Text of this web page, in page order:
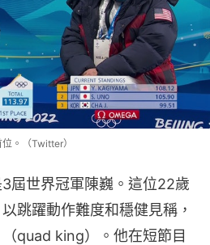
。（Twitter）
屆世界冠軍陳巍。這位22歲
跳躍動作難度和穩健見稱，
quad king）。他在短節目